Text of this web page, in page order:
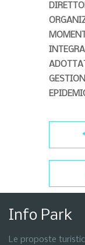
Info Park
Le proposte